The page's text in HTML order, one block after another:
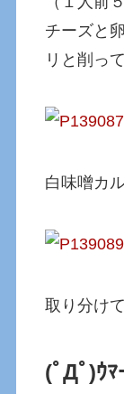
チーズと
リと削っ
白味噌カ
取り分け
(ﾟДﾟ)ｳﾏ